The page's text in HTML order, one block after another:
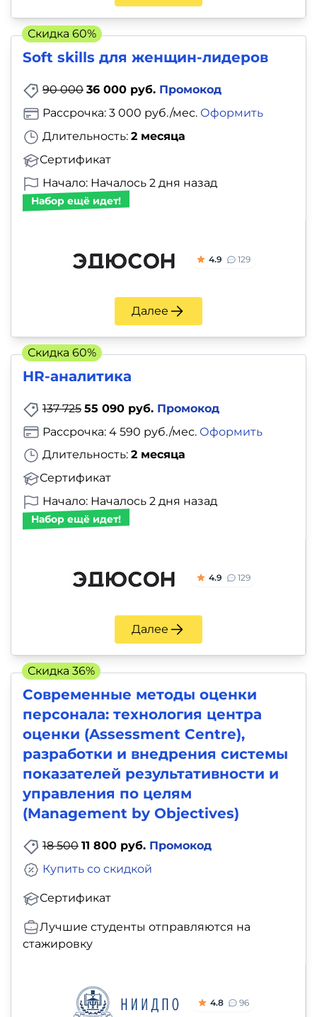
Soft skills для женщин-лидеров
90 000 36 000 руб. Промокод
Длительность: 2 месяца
Сертификат
Рассрочка: 3 000 руб./мес. Оформить
Начало: Началось 2 дня назад
Набор ещё идет!
4.9 129
Далее
Скидка 60%
HR-аналитика
137 725 55 090 руб. Промокод
Длительность: 2 месяца
Сертификат
Рассрочка: 4 590 руб./мес. Оформить
Начало: Началось 2 дня назад
Набор ещё идет!
4.9 129
Далее
Скидка 60%
Современные методы оценки
персонала: технология центра
оценки (Assessment Centre),
разработки и внедрения системы
показателей результативности и
управления по целям
(Management by Objectives)
18 500 11 800 руб. Промокод
Сертификат
Купить со скидкой
Лучшие студенты отправляются на
стажировку
4.8 96
Скидка 36%